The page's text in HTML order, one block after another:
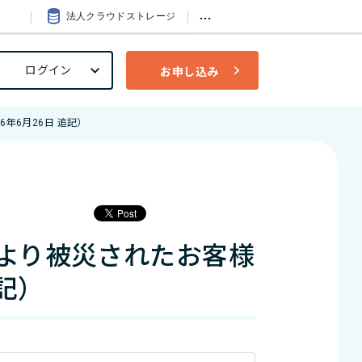
法人クラウドストレージ …
ログイン お申し込み
6月26日 追記）
り被災されたお客様